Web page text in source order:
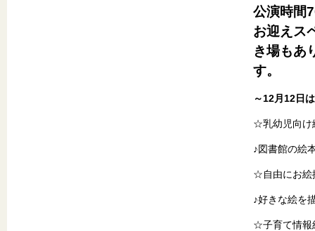
公演時間
お迎えス
き場もあ
す。
～12月12日
☆乳幼児向
♪図書館の絵
☆自由にお
♪好きな絵を
☆子育て情